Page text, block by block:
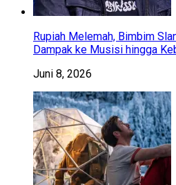
Rupiah Melemah, Bimbim
Dampak ke Musisi hingga
Juni 8, 2026